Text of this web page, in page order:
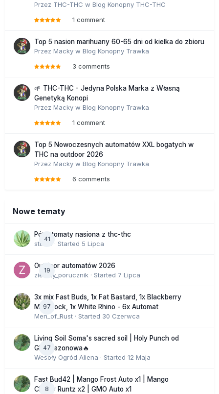
Przez THC-THC w Blog Konopny THC-THC
1 comment
Top 5 nasion marihuany 60-65 dni od kiełka do zbioru
Przez Macky w Blog Konopny Trawka
3 comments
🌱 THC-THC - Jedyna Polska Marka z Własną
Genetyką Konopi
Przez Macky w Blog Konopny Trawka
1 comment
Top 5 Nowoczesnych automatów XXL bogatych w
THC na outdoor 2026
Przez Macky w Blog Konopny Trawka
6 comments
Nowe tematy
41
Półautomaty nasiona z thc-thc
stix33 · Started 5 Lipca
19
Outdoor automatów 2026
zielony_porucznik · Started 7 Lipca
97
3x mix Fast Buds, 1x Fat Bastard, 1x Blackberry
Moonrock, 1x White Rhino - 6x Automat
Men_of_Rust · Started 30 Czerwca
47
Living Soil Soma's sacred soil | Holy Punch od
GHS sezonowa🔥
Wesoły Ogród Aliena · Started 12 Maja
8
Fast Bud42 | Mango Frost Auto x1 | Mango
Cherry Runtz x2 | GMO Auto x1